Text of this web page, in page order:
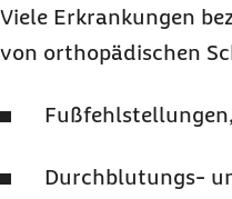
Viele Erkrankungen
von orthopädischen
Durchblutungs-